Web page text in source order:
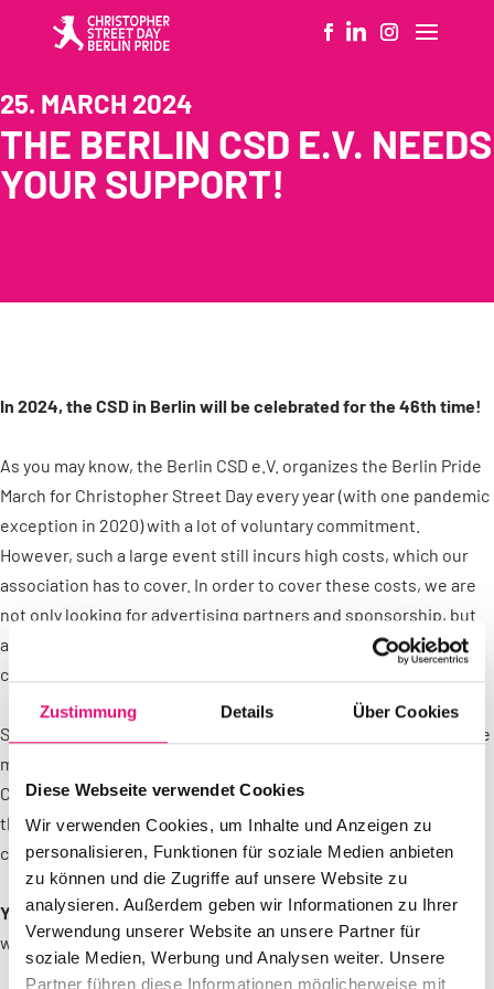
Zustimmung Details Über Cookies
Diese Webseite verwendet Cookies
Wir verwenden Cookies, um Inhalte und Anzeigen zu
personalisieren, Funktionen für soziale Medien anbieten
zu können und die Zugriffe auf unsere Website zu
analysieren. Außerdem geben wir Informationen zu Ihrer
Verwendung unserer Website an unsere Partner für
soziale Medien, Werbung und Analysen weiter. Unsere
Partner führen diese Informationen möglicherweise mit
25. MARCH 2024
THE BERLIN CSD E.V. NEEDS
YOUR SUPPORT!
In 2024, the CSD in Berlin will be celebrated for the 46th time!
As you may know, the Berlin CSD e.V. organizes the Berlin Pride
March for Christopher Street Day every year (with one pandemic
exception in 2020) with a lot of voluntary commitment.
However, such a large event still incurs high costs, which our
association has to cover. In order to cover these costs, we are
not only looking for advertising partners and sponsorship, but
also for support from the demonstrating and celebrating
communities.
Some of you can spend more without getting into trouble, while
many others can barely survive on their income. At the Berlin
CSD, we all celebrate together the freedoms and acceptance
that we can enjoy here. We demonstrate for a diversifying
community and for global solidarity.
Your donations help us to continue to make this possible.And
we are very happy to do so.